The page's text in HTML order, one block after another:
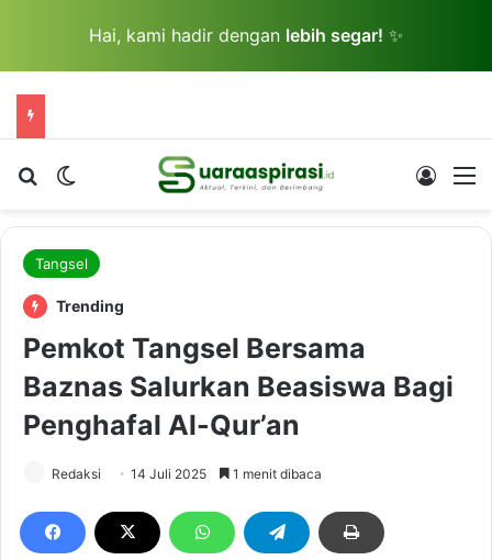
Hai, kami hadir dengan lebih segar! ✨
Cari berita...Switch skin Log In
Tangsel
Trending
Pemkot Tangsel Bersama
Baznas Salurkan Beasiswa Bagi
Penghafal Al-Qur’an
Redaksi 14 Juli 2025 1 menit dibaca